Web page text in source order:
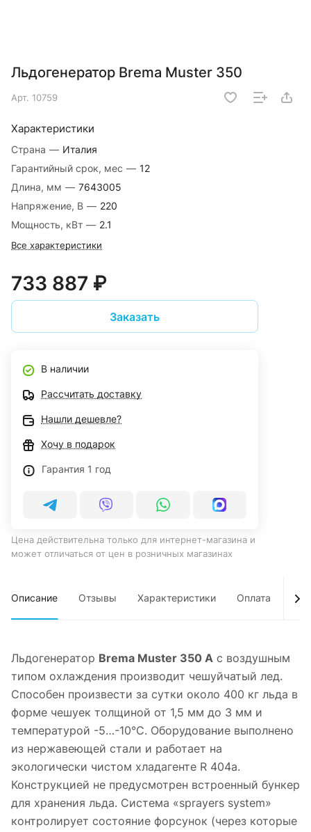
Льдогенератор Brema Muster 350
Арт. 10759
Характеристики
Страна — Италия
Гарантийный срок, мес — 12
Длина, мм — 7643005
Напряжение, В — 220
Мощность, кВт — 2.1
Все характеристики
733 887 ₽
Заказать
В наличии
Рассчитать доставку
Нашли дешевле?
Хочу в подарок
Гарантия 1 год
Цена действительна только для интернет-магазина и
может отличаться от цен в розничных магазинах
Описание Отзывы Характеристики Оплата
Льдогенератор Brema Muster 350 А с воздушным
типом охлаждения производит чешуйчатый лед.
Способен произвести за сутки около 400 кг льда в
форме чешуек толщиной от 1,5 мм до 3 мм и
температурой -5…-10°C. Оборудование выполнено
из нержавеющей стали и работает на
экологически чистом хладагенте R 404a.
Конструкцией не предусмотрен встроенный бункер
для хранения льда. Система «sprayers system»
контролирует состояние форсунок (через которые